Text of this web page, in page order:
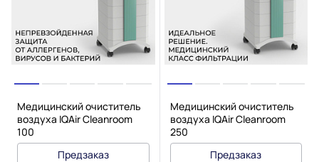
Медицинский очиститель
воздуха IQAir Cleanroom
100
Предзаказ
Медицинский очиститель
воздуха IQAir Cleanroom
250
Предзаказ